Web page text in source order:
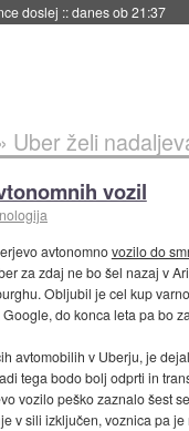
doslej ::danes ob 21:37
Uber želi
vozil
avtonomnovozilo do
za zdaj ne bo šel nazaj v
Obljubil je cel kup
do konca leta pa bo
avtomobilih v Uberju, je
tega bodo bolj odprti in
vozilo peško zaznalo šest
v sili izključen, voznica pa